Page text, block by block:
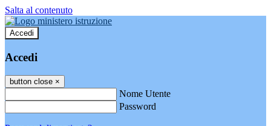
Salta al contenuto
Accedi
Accedi
button close ×
Nome Utente
Password